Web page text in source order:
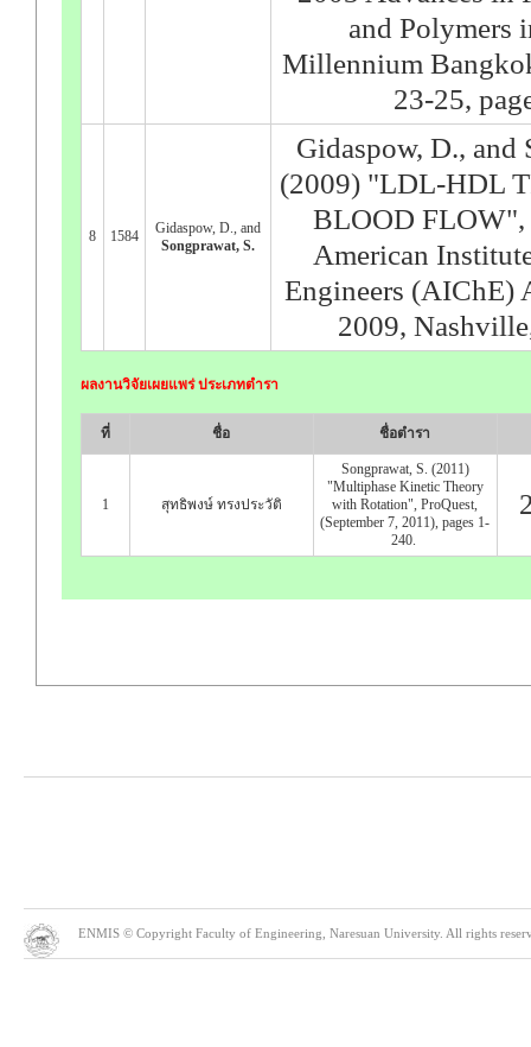
and Polymers
Millennium
23-25,
8 1584
Gidaspow, D., and
Songprawat, S.
Gidaspow, D., and
(2009) "LDL-HDL
BLOOD FLOW",
American
Engineers (AIChE)
2009,
ผลงานวิจัยเผยแพร่ ประเภทตำรา
ที่ ชื่อ ชื่อตำรา
1 สุทธิพงษ์ ทรงประวัติ
Songprawat, S. (2011)
"Multiphase Kinetic Theory
with Rotation", ProQuest,
(September 7, 2011), pages 1-
240.
ENMIS © Copyright Faculty of Engineering, Naresuan University. All rights